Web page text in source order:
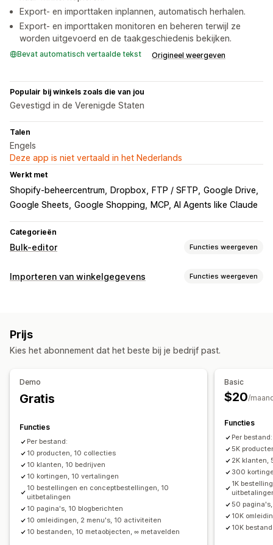
Export- en importtaken inplannen, automatisch herhalen.
Export- en importtaken monitoren en beheren terwijl ze
worden uitgevoerd en de taakgeschiedenis bekijken.
Bevat automatisch vertaalde tekst Origineel weergeven
Populair bij winkels zoals die van jou
Gevestigd in de Verenigde Staten
Talen
Engels
Deze app is niet vertaald in het Nederlands
Werkt met
Shopify-beheercentrum Dropbox FTP / SFTP Google Drive
Google Sheets Google Shopping MCP, AI Agents like Claude
Categorieën
Bulk-editor Functies weergeven
Bewerkbare bronnen
Acties
Importeren en exporteren van CSV
Gegevensmigratie
Gegevenssynchronisatie
Zoeken en filteren
Importeren van winkelgegevens Functies weergeven
Synchronisatie van bestellingen
Productsynchronisatie
Geplande synchronisatie
Ondersteuning van grote bestanden
Bulkupdates
Collecties Klanten
Metavelden
Bestellingen Producten
Prijs
Kies het abonnement dat het beste bij je bedrijf past.
Demo
Gratis
Functies
Per bestand:
10 producten, 10 collecties
10 klanten, 10 bedrijven
10 kortingen, 10 vertalingen
10 bestellingen en conceptbestellingen, 10
uitbetalingen
10 pagina's, 10 blogberichten
10 omleidingen, 2 menu's, 10 activiteiten
10 bestanden, 10 metaobjecten, ∞ metavelden
Basic
$20/
Functies
Per bestand:
5K
2K klanten,
300
1K
50
10K
10K